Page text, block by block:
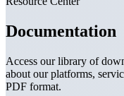
Documentation
Access our library of
about our platforms,
PDF format.